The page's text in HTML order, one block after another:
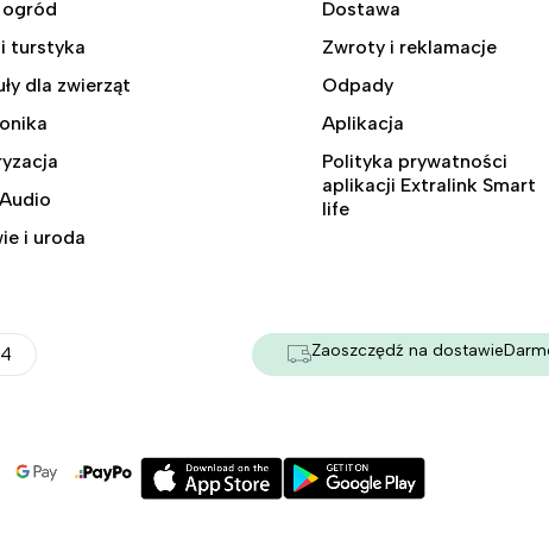
ogród
turstyka
dla zwierząt
i uroda
Dostawa
Zwroty i reklamacje
Odpady
Aplikacja
Polityka prywatności
aplikacji Extralink Smart
life
Zaoszczędź na dostawie